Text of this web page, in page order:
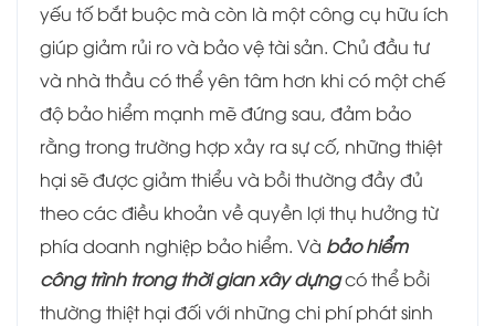
yếu tố bắt buộc mà còn là một công cụ hữu ích
giúp giảm rủi ro và bảo vệ tài sản. Chủ đầu tư
và nhà thầu có thể yên tâm hơn khi có một chế
độ bảo hiểm mạnh mẽ đứng sau, đảm bảo
rằng trong trường hợp xảy ra sự cố, những thiệt
hại sẽ được giảm thiểu và bồi thường đầy đủ
theo các điều khoản về quyền lợi thụ hưởng từ
phía doanh nghiệp bảo hiểm. Và bảo hiểm
công trình trong thời gian xây dựngcó thể bồi
thường thiệt hại đối với những chi phí phát sinh